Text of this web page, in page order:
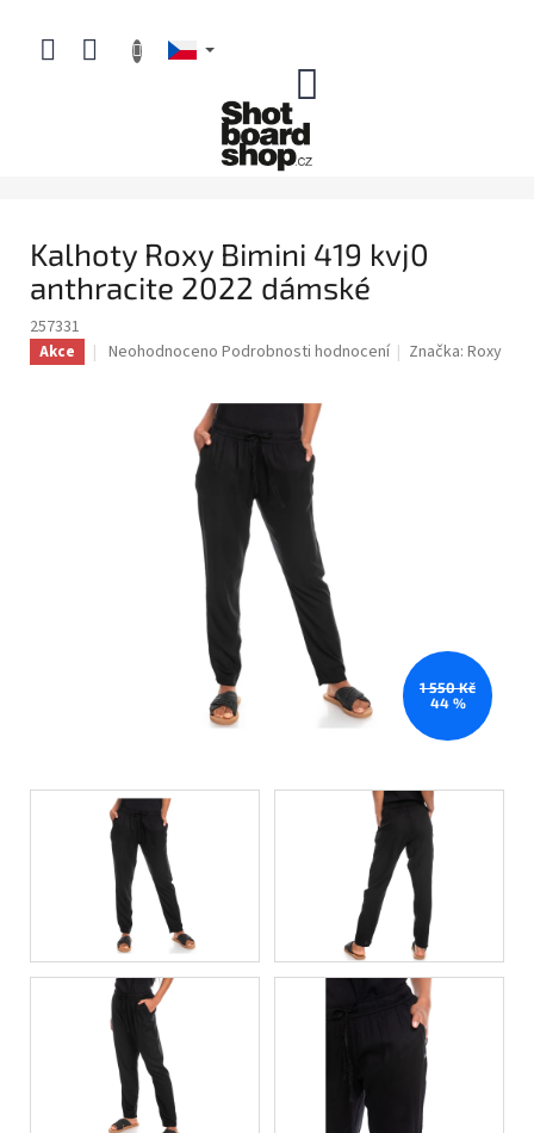
obsah
Kalhoty Roxy Bimini 419 kvj0
anthracite 2022 dámské
257331
Akce
Průměrné
Neohodnoceno Podrobnosti hodnocení Značka:Roxy
1 550 Kč
44 %